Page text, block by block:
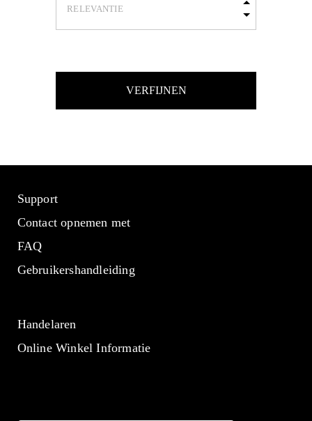
VERFIJNEN
Support
Contact opnemen met
FAQ
Gebruikershandleiding
Handelaren
Online Winkel Informatie